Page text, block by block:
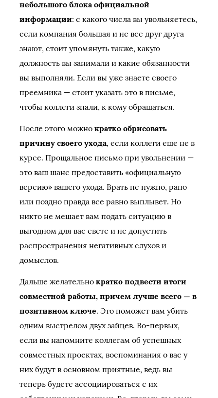
небольшого блока официальной
информации: с какого числа вы увольняетесь,
если компания большая и не все друг друга
знают, стоит упомянуть также, какую
должность вы занимали и какие обязанности
вы выполняли. Если вы уже знаете своего
преемника — стоит указать это в письме,
чтобы коллеги знали, к кому обращаться.
После этого можно кратко обрисовать
причину своего ухода, если коллеги еще не в
курсе. Прощальное письмо при увольнении —
это ваш шанс предоставить «официальную
версию» вашего ухода. Врать не нужно, рано
или поздно правда все равно выплывет. Но
никто не мешает вам подать ситуацию в
выгодном для вас свете и не допустить
распространения негативных слухов и
домыслов.
Дальше желательно кратко подвести итоги
совместной работы, причем лучше всего — в
позитивном ключе. Это поможет вам убить
одним выстрелом двух зайцев. Во-первых,
если вы напомните коллегам об успешных
совместных проектах, воспоминания о вас у
них будут в основном приятные, ведь вы
теперь будете ассоциироваться с их